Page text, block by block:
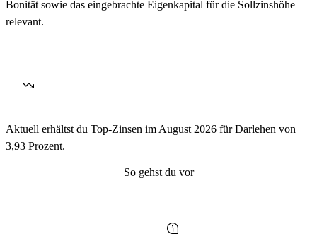
Bonität sowie das eingebrachte Eigenkapital für die Sollzinshöhe
relevant.
Aktuell erhältst du Top-Zinsen im August 2026 für Darlehen von
3,93 Prozent.
So gehst du vor